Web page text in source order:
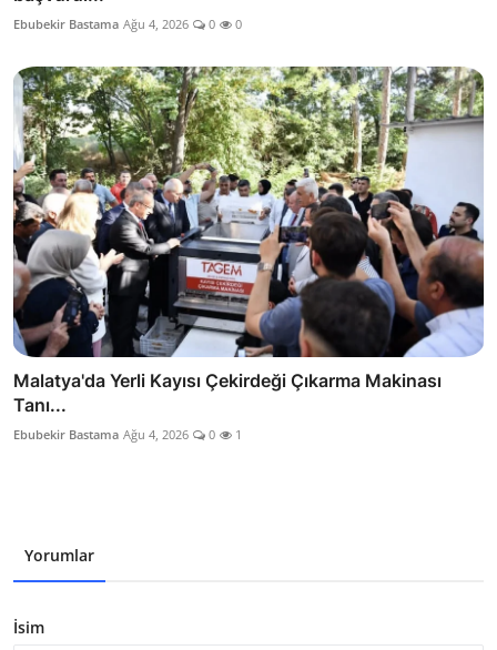
Ebubekir Bastama Ağu 4, 2026 0 0
Malatya'da Yerli Kayısı Çekirdeği Çıkarma Makinası
Tanı...
Ebubekir Bastama Ağu 4, 2026 0 1
Yorumlar
İsim